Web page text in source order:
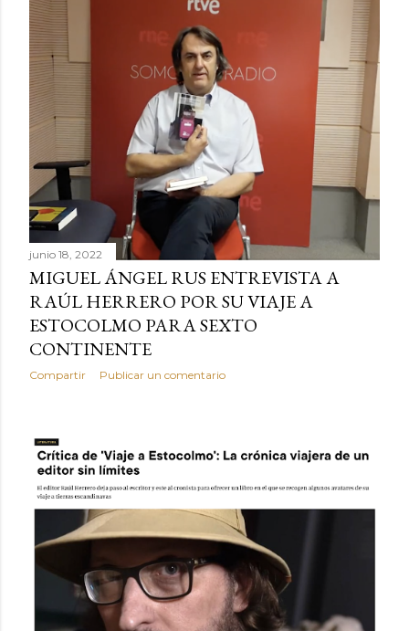
junio 18, 2022
MIGUEL ÁNGEL RUS ENTREVISTA A
RAÚL HERRERO POR SU VIAJE A
ESTOCOLMO PARA SEXTO
CONTINENTE
Compartir Publicar un comentario